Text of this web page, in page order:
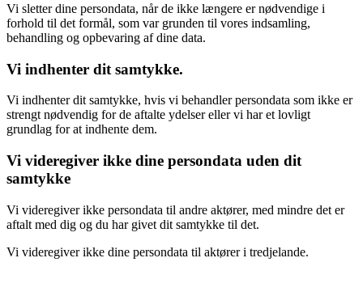
Vi sletter dine persondata, når de ikke længere er nødvendige i
forhold til det formål, som var grunden til vores indsamling,
behandling og opbevaring af dine data.
Vi indhenter dit samtykke.
Vi indhenter dit samtykke, hvis vi behandler persondata som ikke er
strengt nødvendig for de aftalte ydelser eller vi har et lovligt
grundlag for at indhente dem.
Vi videregiver ikke dine persondata uden dit
samtykke
Vi videregiver ikke persondata til andre aktører, med mindre det er
aftalt med dig og du har givet dit samtykke til det.
Vi videregiver ikke dine persondata til aktører i tredjelande.